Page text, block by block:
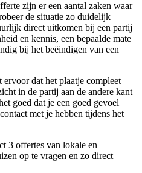
zijn er een aantal zaken waar
de situatie zo duidelijk
direct uitkomen bij een partij
en kennis, een bepaalde mate
bij het beëindigen van een
dat het plaatje compleet
in de partij aan de andere kant
goed dat je een goed gevoel
met je hebben tijdens het
3 offertes van lokale en
op te vragen en zo direct